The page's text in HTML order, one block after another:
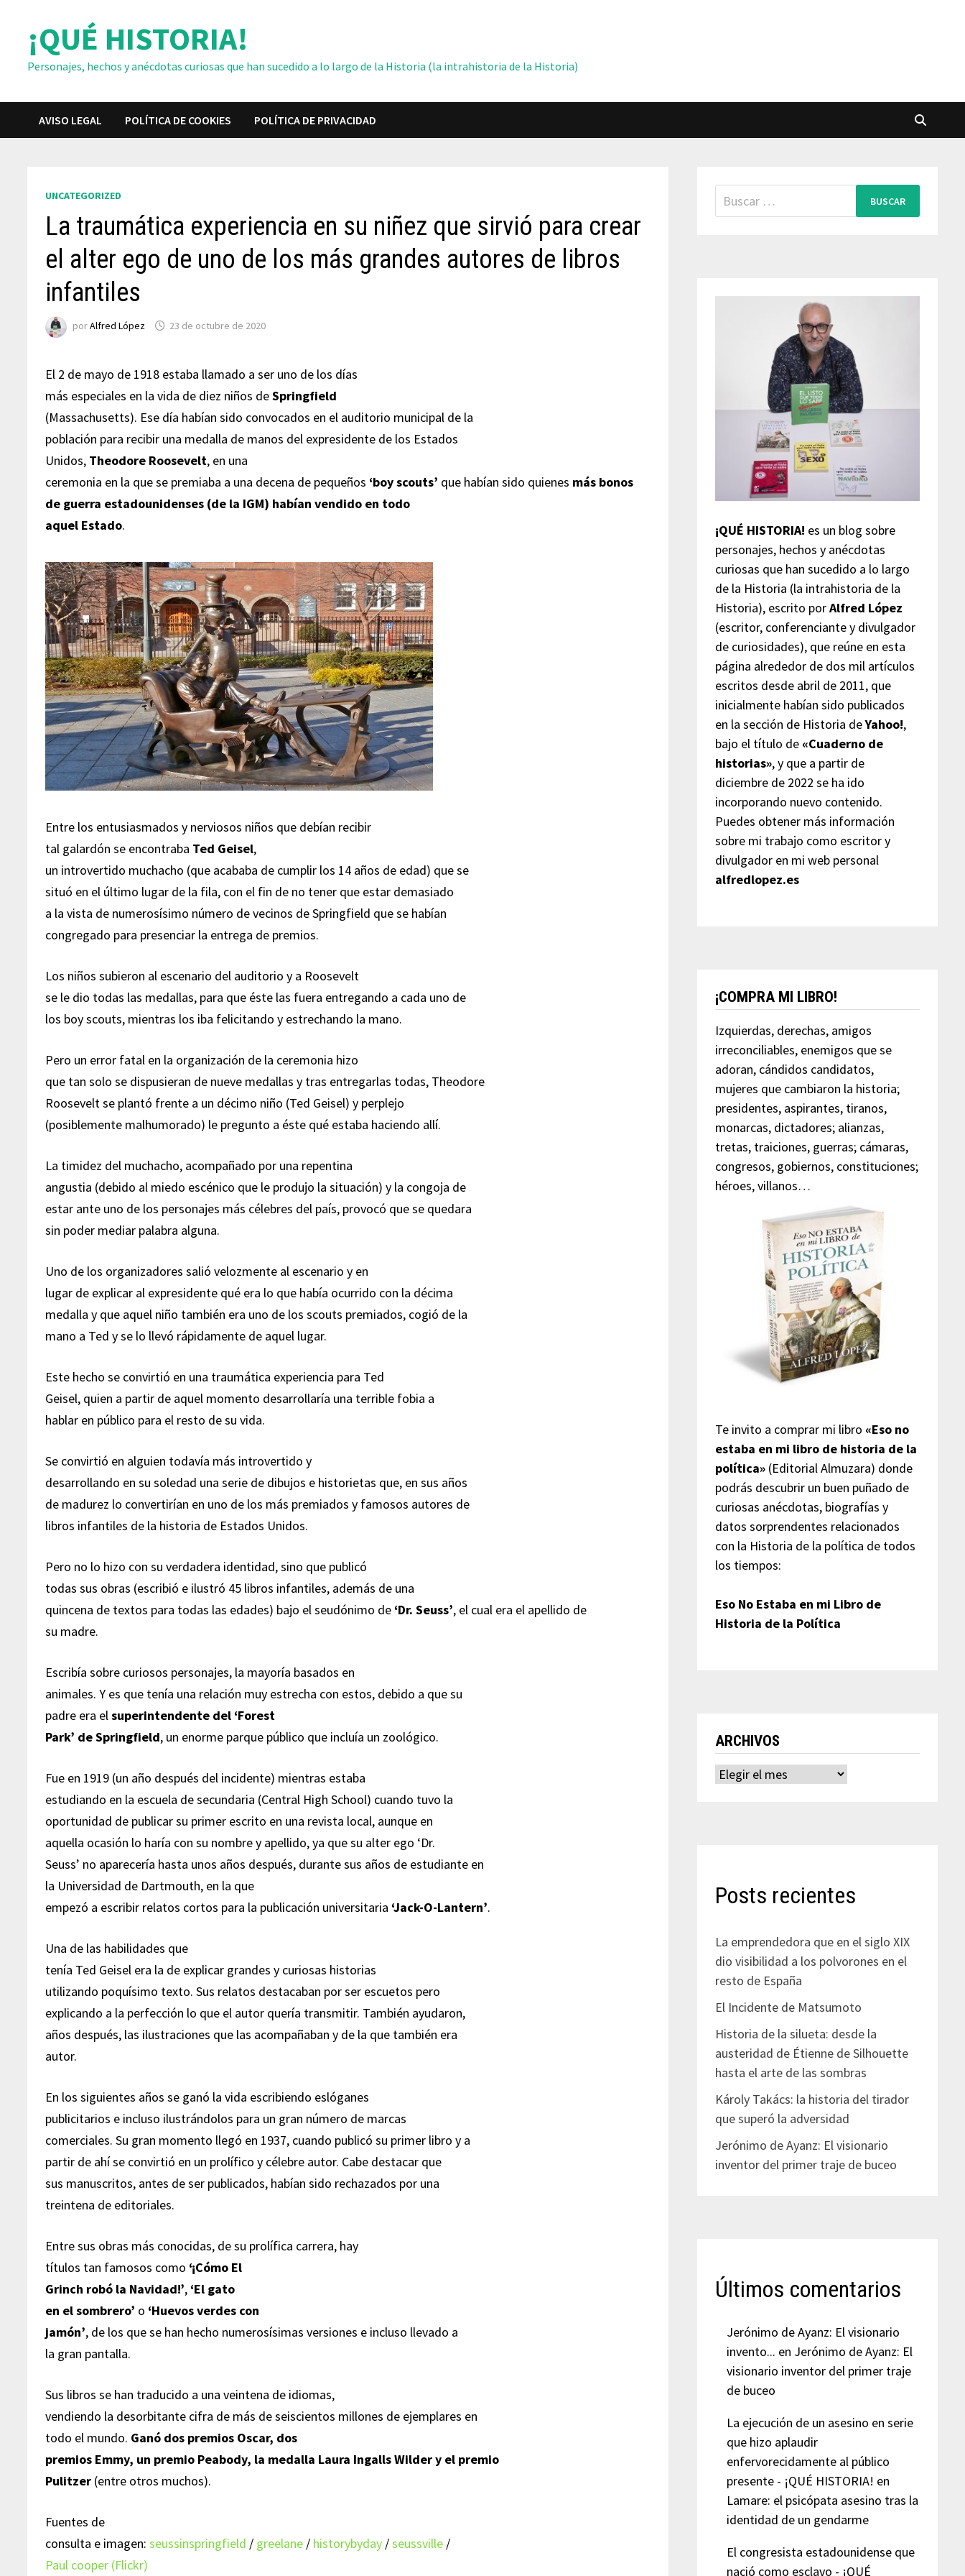
contenido¡QUÉ HISTORIA!
Personajes, hechos y anécdotas curiosas que han sucedido a lo largo de la Historia (la intrahistoria de la Historia)
AVISO LEGAL POLÍTICA DE COOKIES POLÍTICA DE PRIVACIDAD
UNCATEGORIZED
La traumática experiencia en su niñez que sirvió para crear
el alter ego de uno de los más grandes autores de libros
infantiles
porAlfred López 23 de octubre de 2020
El 2 de mayo de 1918 estaba llamado a ser uno de los días
más especiales en la vida de diez niños deSpringfield
(Massachusetts). Ese día habían sido convocados en el auditorio municipal de la
población para recibir una medalla de manos del expresidente de los Estados
Unidos, Theodore Roosevelt, en una
ceremonia en la que se premiaba a una decena de pequeños ‘boy scouts’ que habían sido quienes más bonos
de guerra estadounidenses (de la IGM) habían vendido en todo
aquel Estado.
Entre los entusiasmados y nerviosos niños que debían recibir
tal galardón se encontraba Ted Geisel,
un introvertido muchacho (que acababa de cumplir los 14 años de edad) que se
situó en el último lugar de la fila, con el fin de no tener que estar demasiado
a la vista de numerosísimo número de vecinos de Springfield que se habían
congregado para presenciar la entrega de premios.
Los niños subieron al escenario del auditorio y a Roosevelt
se le dio todas las medallas, para que éste las fuera entregando a cada uno de
los boy scouts, mientras los iba felicitando y estrechando la mano.
Pero un error fatal en la organización de la ceremonia hizo
que tan solo se dispusieran de nueve medallas y tras entregarlas todas, Theodore
Roosevelt se plantó frente a un décimo niño (Ted Geisel) y perplejo
(posiblemente malhumorado) le pregunto a éste qué estaba haciendo allí.
La timidez del muchacho, acompañado por una repentina
angustia (debido al miedo escénico que le produjo la situación) y la congoja de
estar ante uno de los personajes más célebres del país, provocó que se quedara
sin poder mediar palabra alguna.
Uno de los organizadores salió velozmente al escenario y en
lugar de explicar al expresidente qué era lo que había ocurrido con la décima
medalla y que aquel niño también era uno de los scouts premiados, cogió de la
mano a Ted y se lo llevó rápidamente de aquel lugar.
Este hecho se convirtió en una traumática experiencia para Ted
Geisel, quien a partir de aquel momento desarrollaría una terrible fobia a
hablar en público para el resto de su vida.
Se convirtió en alguien todavía más introvertido y
desarrollando en su soledad una serie de dibujos e historietas que, en sus años
de madurez lo convertirían en uno de los más premiados y famosos autores de
libros infantiles de la historia de Estados Unidos.
Pero no lo hizo con su verdadera identidad, sino que publicó
todas sus obras (escribió e ilustró 45 libros infantiles, además de una
quincena de textos para todas las edades) bajo el seudónimo de ‘Dr. Seuss’, el cual era el apellido de
su madre.
Escribía sobre curiosos personajes, la mayoría basados en
animales. Y es que tenía una relación muy estrecha con estos, debido a que su
padre era elsuperintendente del ‘Forest
Park’ de Springfield, un enorme parque público que incluía un zoológico.
Fue en 1919 (un año después del incidente) mientras estaba
estudiando en la escuela de secundaria (Central High School) cuando tuvo la
oportunidad de publicar su primer escrito en una revista local, aunque en
aquella ocasión lo haría con su nombre y apellido, ya que su alter ego ‘Dr.
Seuss’ no aparecería hasta unos años después, durante sus años de estudiante en
la Universidad de Dartmouth, en la que
empezó a escribir relatos cortos para la publicación universitaria ‘Jack-O-Lantern’.
Una de las habilidades que
tenía Ted Geisel era la de explicar grandes y curiosas historias
utilizando poquísimo texto. Sus relatos destacaban por ser escuetos pero
explicando a la perfección lo que el autor quería transmitir. También ayudaron,
años después, las ilustraciones que las acompañaban y de la que también era
autor.
En los siguientes años se ganó la vida escribiendo eslóganes
publicitarios e incluso ilustrándolos para un gran número de marcas
comerciales. Su gran momento llegó en 1937, cuando publicó su primer libro y a
partir de ahí se convirtió en un prolífico y célebre autor. Cabe destacar que
sus manuscritos, antes de ser publicados, habían sido rechazados por una
treintena de editoriales.
Entre sus obras más conocidas, de su prolífica carrera, hay
títulos tan famosos como ‘¡Cómo El
Grinch robó la Navidad!’, ‘El gato
en el sombrero’ o ‘Huevos verdes con
jamón’, de los que se han hecho numerosísimas versiones e incluso llevado a
la gran pantalla.
Sus libros se han traducido a una veintena de idiomas,
vendiendo la desorbitante cifra de más de seiscientos millones de ejemplares en
todo el mundo. Ganó dos premios Oscar, dos
premios Emmy, un premio Peabody, la medalla Laura Ingalls Wilder y el premio
Pulitzer (entre otros muchos).
Fuentes de
consulta e imagen:seussinspringfield / greelane / historybyday /seussville /
Paul cooper (Flickr)
Buscar:
¡QUÉ HISTORIA! es un blog sobre
personajes, hechos y anécdotas
curiosas que han sucedido a lo largo
de la Historia (la intrahistoria de la
Historia), escrito porAlfred López
(escritor, conferenciante y divulgador
de curiosidades), que reúne en esta
página alrededor de dos mil artículos
escritos desde abril de 2011, que
inicialmente habían sido publicados
en la sección de Historia deYahoo!,
bajo el título de «Cuaderno de
historias», y que a partir de
diciembre de 2022 se ha ido
incorporando nuevo contenido.
Puedes obtener más información
sobre mi trabajo como escritor y
divulgador en mi web personal
alfredlopez.es
¡COMPRA MI LIBRO!
Izquierdas, derechas, amigos
irreconciliables, enemigos que se
adoran, cándidos candidatos,
mujeres que cambiaron la historia;
presidentes, aspirantes, tiranos,
monarcas, dictadores; alianzas,
tretas, traiciones, guerras; cámaras,
congresos, gobiernos, constituciones;
héroes, villanos…
Te invito a comprar mi libro «Eso no
estaba en mi libro de historia de la
política»(Editorial Almuzara) donde
podrás descubrir un buen puñado de
curiosas anécdotas, biografías y
datos sorprendentes relacionados
con la Historia de la política de todos
los tiempos:
Eso No Estaba en mi Libro de
Historia de la Política
ARCHIVOS
Archivos
Posts recientes
La emprendedora que en el siglo XIX
dio visibilidad a los polvorones en el
resto de España
El Incidente de Matsumoto
Historia de la silueta: desde la
austeridad de Étienne de Silhouette
hasta el arte de las sombras
Károly Takács: la historia del tirador
que superó la adversidad
Jerónimo de Ayanz: El visionario
inventor del primer traje de buceo
Últimos comentarios
Jerónimo de Ayanz: El visionario
invento... en Jerónimo de Ayanz: El
visionario inventor del primer traje
de buceo
La ejecución de un asesino en serie
que hizo aplaudir
enfervorecidamente al público
presente - ¡QUÉ HISTORIA! en
Lamare: el psicópata asesino tras la
identidad de un gendarme
El congresista estadounidense que
nació como esclavo - ¡QUÉ